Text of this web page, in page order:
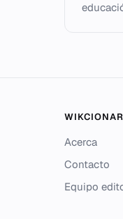
Acerca
Contacto
Equipo